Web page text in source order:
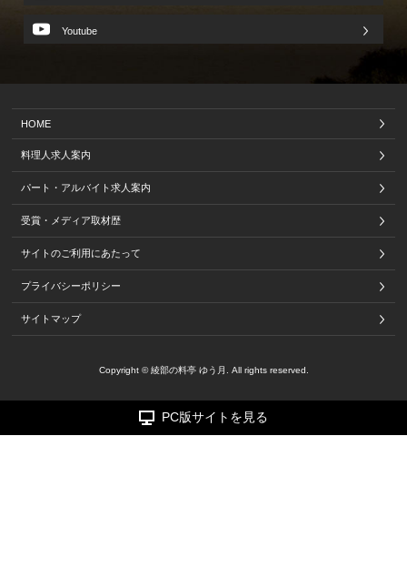
Youtube
HOME
料理人求人案内
パート・アルバイト求人案内
受賞・メディア取材歴
サイトのご利用にあたって
プライバシーポリシー
サイトマップ
Copyright © 綾部の料亭 ゆう月. All rights reserved.
PC版サイトを見る